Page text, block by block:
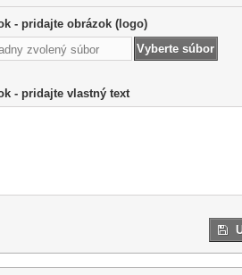
- pridajte obrázok (logo)
zvolený súbor
Vyberte súbor
- pridajte vlastný text